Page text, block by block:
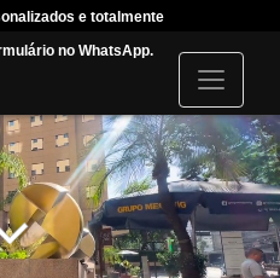
e totalmente
no WhatsApp.
I
c
o
n